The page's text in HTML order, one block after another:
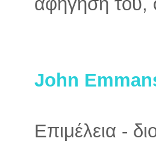
John
Επιμέλεια -